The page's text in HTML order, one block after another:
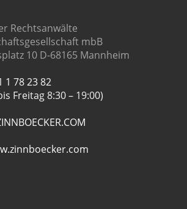
Rechtsanwälte
mbB
10 D-68165 Mannheim
1 78 23 82
Freitag 8:30 – 19:00)